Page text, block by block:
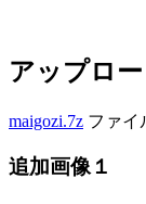
アップロ
maigozi.7z ファイ
追加画像１